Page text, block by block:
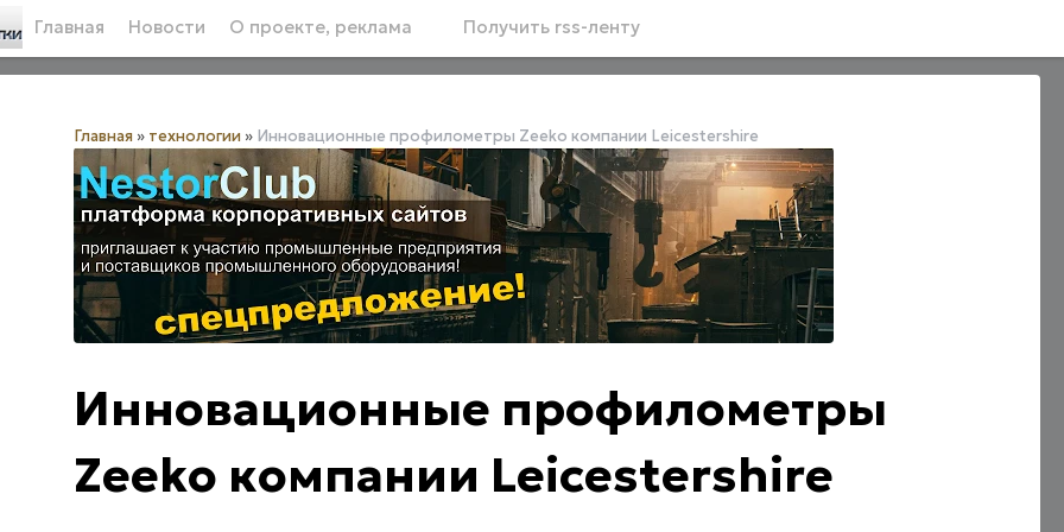
Главная Новости О проекте, реклама Получить rss-ленту
Главная » технологии » Инновационные профилометры Zeeko компании Leicestershire
Инновационные профилометры
Zeeko компании Leicestershire